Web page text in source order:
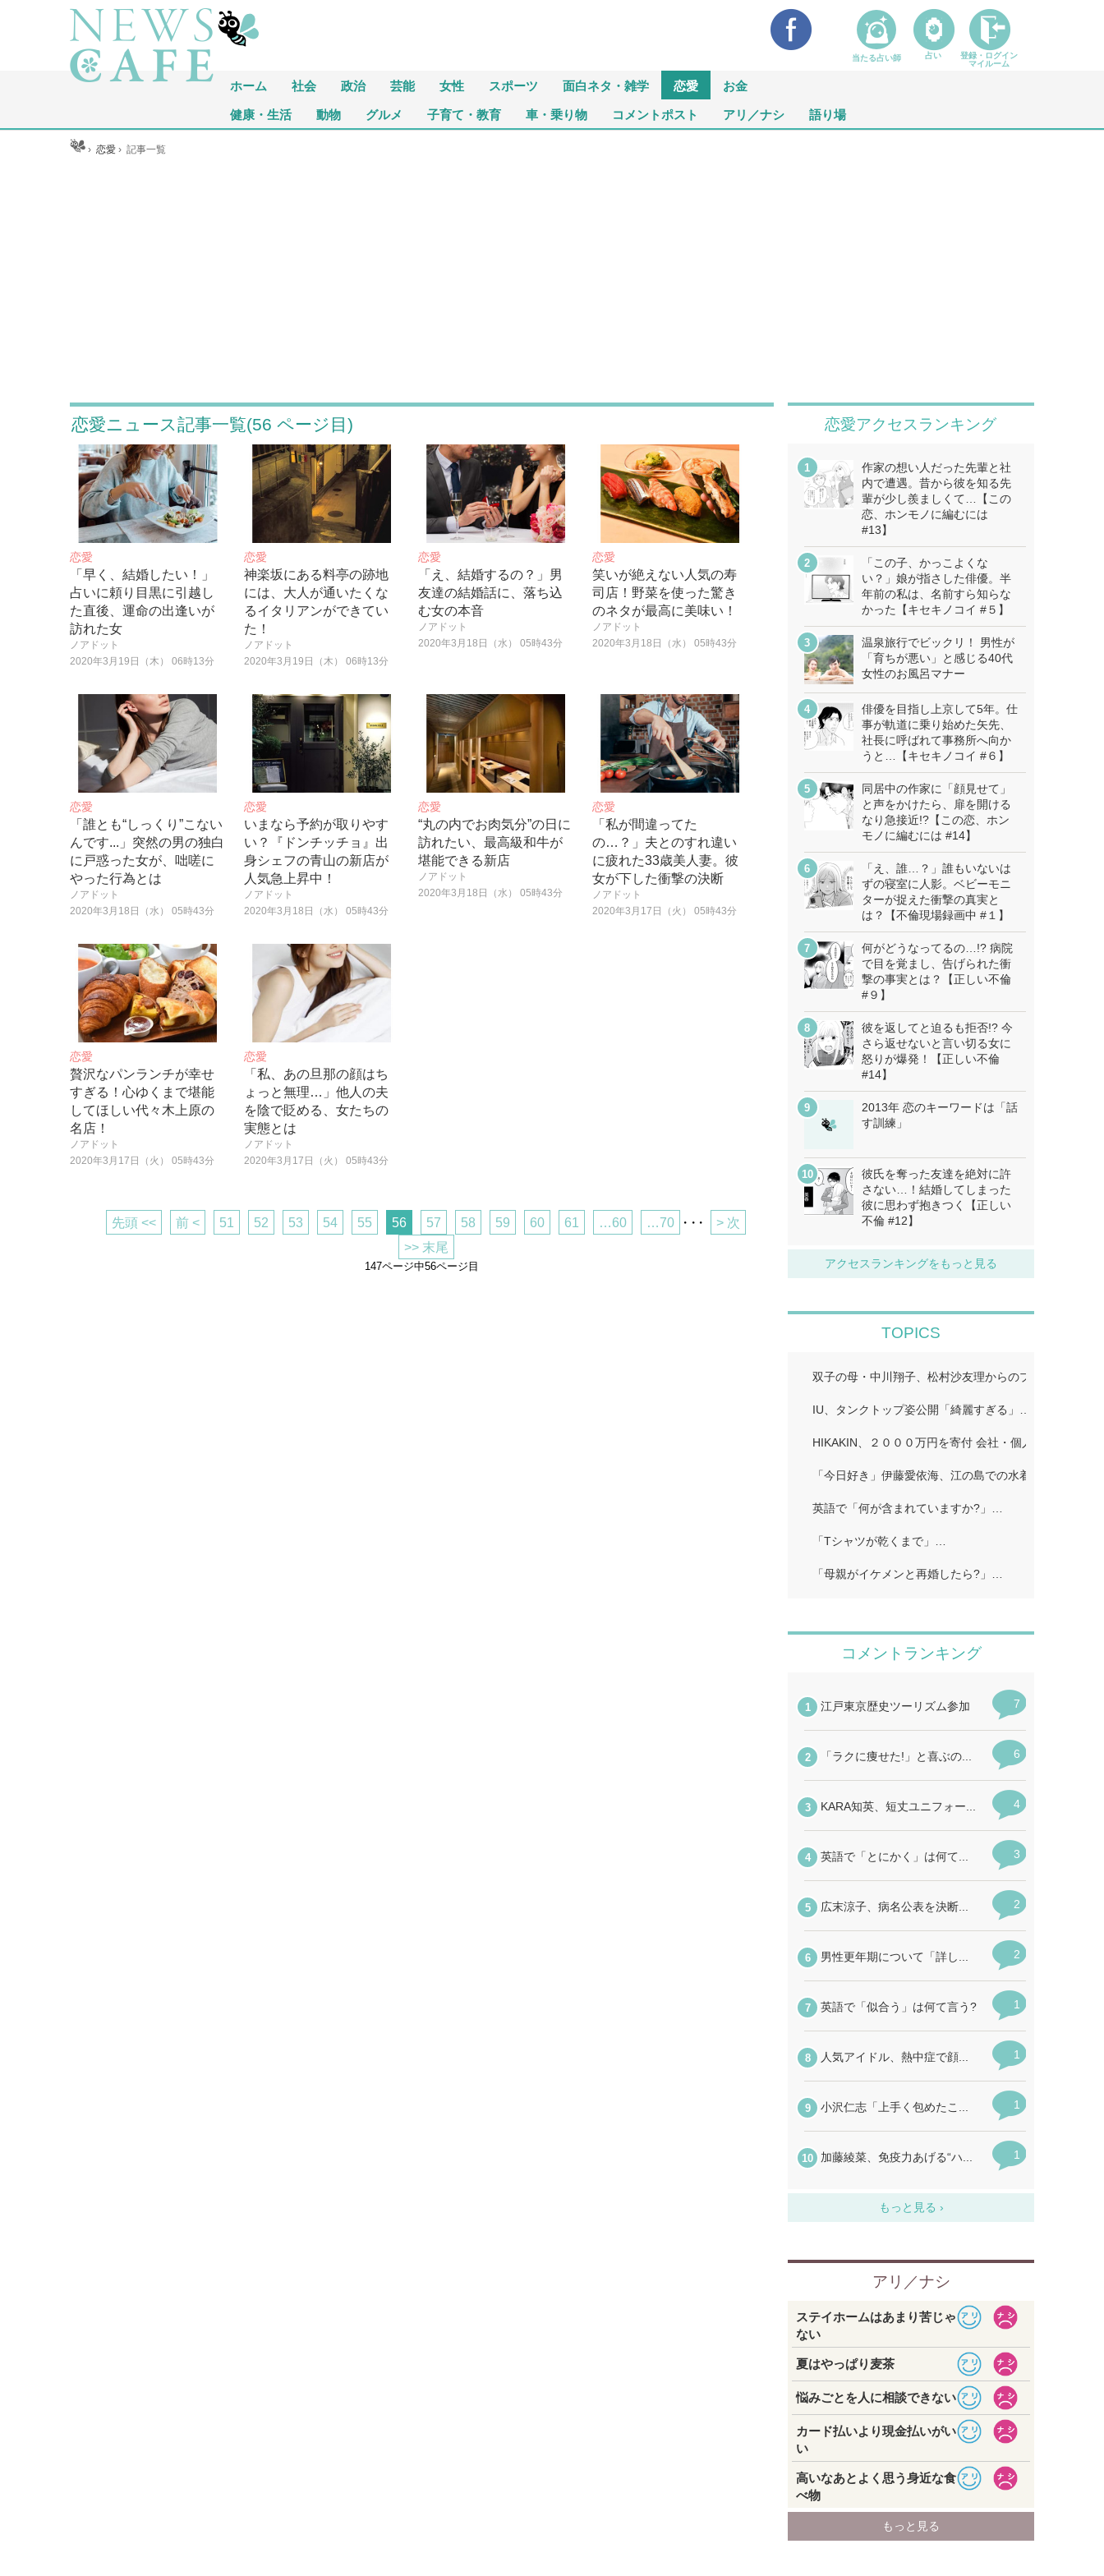
ホーム 社会 政治 芸能 女性 スポーツ 面白ネタ・雑学 恋愛 お金
健康・生活 動物 グルメ 子育て・教育 車・乗り物 コメントポスト アリ／ナシ 語り場
ホーム ›恋愛 ›記事一覧
恋愛ニュース記事一覧(56 ページ目)
恋愛
「早く、結婚したい！」
占いに頼り目黒に引越し
た直後、運命の出逢いが
訪れた女
ノアドット
2020年3月19日（木） 06時13分
恋愛
神楽坂にある料亭の跡地
には、大人が通いたくな
るイタリアンができてい
た！
ノアドット
2020年3月19日（木） 06時13分
恋愛
「え、結婚するの？」男
友達の結婚話に、落ち込
む女の本音
ノアドット
2020年3月18日（水） 05時43分
恋愛
笑いが絶えない人気の寿
司店！野菜を使った驚き
のネタが最高に美味い！
ノアドット
2020年3月18日（水） 05時43分
恋愛
「誰とも“しっくり”こない
んです...」突然の男の独白
に戸惑った女が、咄嗟に
やった行為とは
ノアドット
2020年3月18日（水） 05時43分
恋愛
いまなら予約が取りやす
い？『ドンチッチョ』出
身シェフの青山の新店が
人気急上昇中！
ノアドット
2020年3月18日（水） 05時43分
恋愛
“丸の内でお肉気分”の日に
訪れたい、最高級和牛が
堪能できる新店
ノアドット
2020年3月18日（水） 05時43分
恋愛
「私が間違ってた
の…？」夫とのすれ違い
に疲れた33歳美人妻。彼
女が下した衝撃の決断
ノアドット
2020年3月17日（火） 05時43分
恋愛
贅沢なパンランチが幸せ
すぎる！心ゆくまで堪能
してほしい代々木上原の
名店！
ノアドット
2020年3月17日（火） 05時43分
恋愛
「私、あの旦那の顔はち
ょっと無理…」他人の夫
を陰で貶める、女たちの
実態とは
ノアドット
2020年3月17日（火） 05時43分
先頭 << 前 < 51 52 53 54 55 56 57 58 59 60 61 …60 …70 ・・・
> 次
>> 末尾
147ページ中56ページ目
恋愛アクセスランキング
作家の想い人だった先輩と社
内で遭遇。昔から彼を知る先
輩が少し羨ましくて…【この
恋、ホンモノに編むには
#13】
「この子、かっこよくな
い？」娘が指さした俳優。半
年前の私は、名前すら知らな
かった【キセキノコイ #５】
温泉旅行でビックリ！ 男性が
「育ちが悪い」と感じる40代
女性のお風呂マナー
俳優を目指し上京して5年。仕
事が軌道に乗り始めた矢先、
社長に呼ばれて事務所へ向か
うと…【キセキノコイ #６】
同居中の作家に「顔見せて」
と声をかけたら、扉を開ける
なり急接近!?【この恋、ホン
モノに編むには #14】
「え、誰…？」誰もいないは
ずの寝室に人影。ベビーモニ
ターが捉えた衝撃の真実と
は？【不倫現場録画中 #１】
何がどうなってるの…!? 病院
で目を覚まし、告げられた衝
撃の事実とは？【正しい不倫
#９】
彼を返してと迫るも拒否!? 今
さら返せないと言い切る女に
怒りが爆発！【正しい不倫
#14】
2013年 恋のキーワードは「話
す訓練」
彼氏を奪った友達を絶対に許
さない…！結婚してしまった
彼に思わず抱きつく【正しい
不倫 #12】
アクセスランキングをもっと見る
TOPICS
双子の母・中川翔子、松村沙友理からのプレゼント公
IU、タンクトップ姿公開「綺麗すぎる」…
HIKAKIN、２０００万円を寄付 会社・個人から１００
「今日好き」伊藤愛依海、江の島での水着姿公開…
英語で「何が含まれていますか?」…
「Tシャツが乾くまで」…
「母親がイケメンと再婚したら?」…
当たる占い師 占い
登録・ログイン
マイルーム